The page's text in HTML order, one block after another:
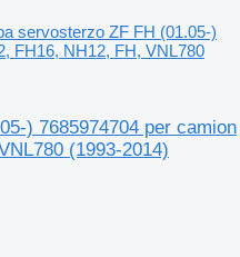
servosterzo ZF FH (01.05-)
FH16, NH12, FH, VNL780
) 7685974704 per camion
(1993-2014)